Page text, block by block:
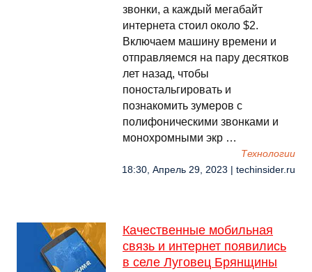
звонки, а каждый мегабайт
интернета стоил около $2.
Включаем машину времени и
отправляемся на пару десятков
лет назад, чтобы
поностальгировать и
познакомить зумеров с
полифоническими звонками и
монохромными экр …
Технологии
18:30, Апрель 29, 2023 | techinsider.ru
Качественные мобильная
связь и интернет появились
в селе Луговец Брянщины